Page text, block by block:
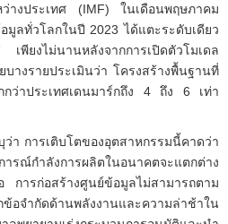
ว่างประเทศ (IMF) ในเดือนพฤษภาคม
ลทั่วโลกในปี 2023 ได้แตะระดับเดียว
เพียงไม่นานหลังจากการเปิดตัวโมเดล
บางรายประเมินว่า โครงสร้างพื้นฐานที่
ว่าประเทศเดนมาร์กถึง 4 ถึง 6 เท่า
า การเติบโตของอุตสาหกรรมนี้คาดว่า
รณ์กำลังการผลิตในอนาคตจะแตกต่าง
การก่อสร้างศูนย์ข้อมูลไม่สามารถตาม
อจำกัดด้านพลังงานและความล่าช้าใน